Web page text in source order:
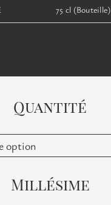
75 cl (Bouteille)
Quantité
Millésime